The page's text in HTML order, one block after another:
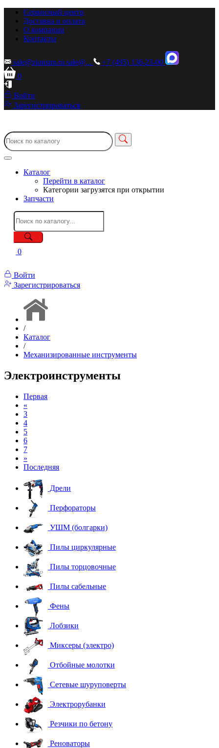
Сервисный центр
Доставка и оплата
О компании
Контакты
sale@zionstm.ru sale@...
+7 (495) 136-23-00
0
Войти
Зарегистрироваться
Каталог
Перейти в каталог
Категории загрузятся при открытии
Запчасти
0
Войти
Зарегистрироваться
/
Каталог
/
Механизированные инструменты
Электроинструменты
Первая
«
3
4
5
6
7
»
Последняя
Дрели
Перфораторы
УШМ (болгарки)
Пилы циркулярные
Пилы торцовочные
Пилы сабельные
Фены
Лобзики
Миксеры (электро)
Отбойные молотки
Сетевые шуруповерты
Электрорубанки
Резчики по бетону
Реноваторы